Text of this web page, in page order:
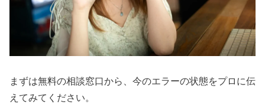
まずは無料の相談窓口から、今のエラーの状態をプロに伝
えてみてください。